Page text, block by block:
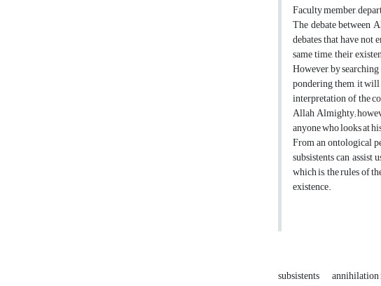
Faculty member,
The debate between
debates that have not
same time, their
However, by
pondering them, it
interpretation of the
Allah Almighty;
anyone who looks at
From an ontological
subsistents can
which is, the rules of
existence.
subsistents annihilation